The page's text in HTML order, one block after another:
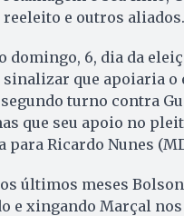
e outros aliados.
domingo, 6, dia da
sinalizar que apoiaria o
turno contra
que seu apoio no
para Ricardo Nunes
últimos meses
e xingando Marçal nos